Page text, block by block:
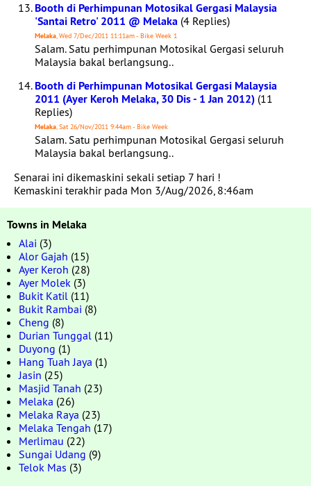
Booth di Perhimpunan Motosikal Gergasi Malaysia
'Santai Retro' 2011 @ Melaka (4 Replies)
Melaka, Wed 7/Dec/2011 11:11am - Bike Week 1
Salam. Satu perhimpunan Motosikal Gergasi seluruh
Malaysia bakal berlangsung..
Booth di Perhimpunan Motosikal Gergasi Malaysia
2011 (Ayer Keroh Melaka, 30 Dis - 1 Jan 2012) (11
Replies)
Melaka, Sat 26/Nov/2011 9:44am - Bike Week
Salam. Satu perhimpunan Motosikal Gergasi seluruh
Malaysia bakal berlangsung..
Senarai ini dikemaskini sekali setiap 7 hari !
Kemaskini terakhir pada Mon 3/Aug/2026, 8:46am
Towns in Melaka
Alai (3)
Alor Gajah (15)
Ayer Keroh (28)
Ayer Molek (3)
Bukit Katil (11)
Bukit Rambai (8)
Cheng (8)
Durian Tunggal (11)
Duyong (1)
Hang Tuah Jaya (1)
Jasin (25)
Masjid Tanah (23)
Melaka (26)
Melaka Raya (23)
Melaka Tengah (17)
Merlimau (22)
Sungai Udang (9)
Telok Mas (3)